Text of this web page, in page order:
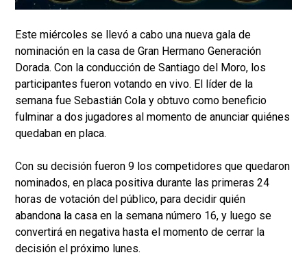
Este miércoles se llevó a cabo una nueva gala de
nominación en la casa de Gran Hermano Generación
Dorada. Con la conducción de Santiago del Moro, los
participantes fueron votando en vivo. El líder de la
semana fue Sebastián Cola y obtuvo como beneficio
fulminar a dos jugadores al momento de anunciar quiénes
quedaban en placa.
Con su decisión fueron 9 los competidores que quedaron
nominados, en placa positiva durante las primeras 24
horas de votación del público, para decidir quién
abandona la casa en la semana número 16, y luego se
convertirá en negativa hasta el momento de cerrar la
decisión el próximo lunes.